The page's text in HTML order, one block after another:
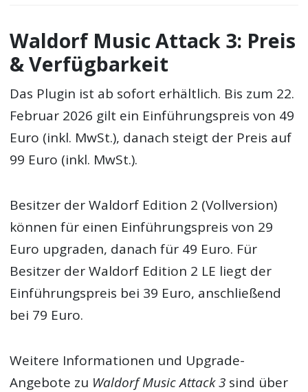
Waldorf Music Attack 3: Preis
& Verfügbarkeit
Das Plugin ist ab sofort erhältlich. Bis zum 22.
Februar 2026 gilt ein Einführungspreis von 49
Euro (inkl. MwSt.), danach steigt der Preis auf
99 Euro (inkl. MwSt.).
Besitzer der Waldorf Edition 2 (Vollversion)
können für einen Einführungspreis von 29
Euro upgraden, danach für 49 Euro. Für
Besitzer der Waldorf Edition 2 LE liegt der
Einführungspreis bei 39 Euro, anschließend
bei 79 Euro.
Weitere Informationen und Upgrade-
Angebote zu Waldorf Music Attack 3 sind über